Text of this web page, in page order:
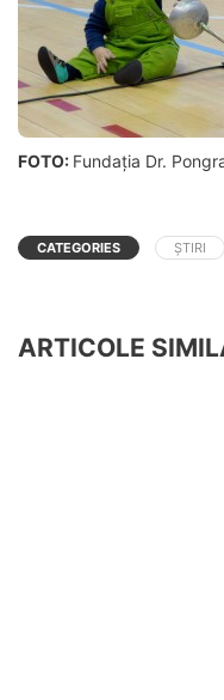
FOTO: Fundația Dr.
CATEGORIES ȘTIRI
ARTICOLE